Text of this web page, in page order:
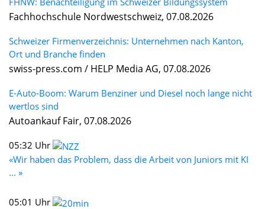
Fachhochschule Nordwestschweiz, 07.08.2026
Schweizer Firmenverzeichnis: Unternehmen nach Kanton,
Ort und Branche finden
swiss-press.com / HELP Media AG, 07.08.2026
E-Auto-Boom: Warum Benziner und Diesel noch lange nicht
wertlos sind
Autoankauf Fair, 07.08.2026
05:32 Uhr
«Wir haben das Problem, dass die Arbeit von Juniors mit KI
... »
05:01 Uhr